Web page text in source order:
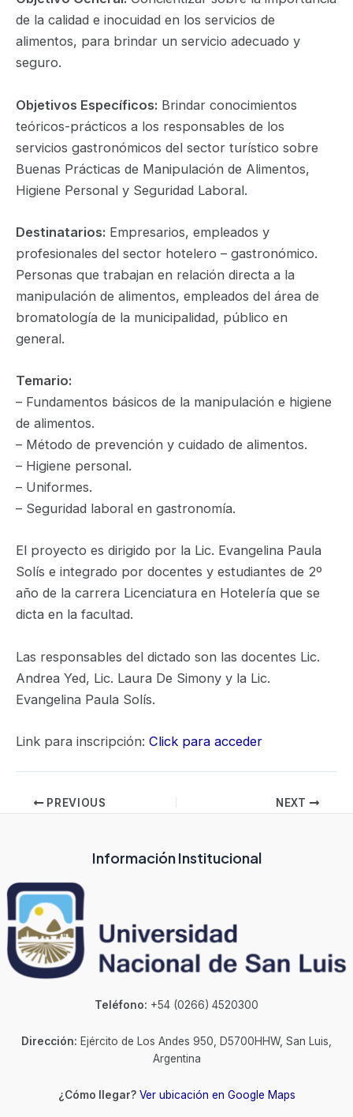
de la calidad e inocuidad en los servicios de
alimentos, para brindar un servicio adecuado y
seguro.
Objetivos Específicos: Brindar conocimientos
teóricos-prácticos a los responsables de los
servicios gastronómicos del sector turístico sobre
Buenas Prácticas de Manipulación de Alimentos,
Higiene Personal y Seguridad Laboral.
Destinatarios: Empresarios, empleados y
profesionales del sector hotelero – gastronómico.
Personas que trabajan en relación directa a la
manipulación de alimentos, empleados del área de
bromatología de la municipalidad, público en
general.
Temario:
– Fundamentos básicos de la manipulación e higiene
de alimentos.
– Método de prevención y cuidado de alimentos.
– Higiene personal.
– Uniformes.
– Seguridad laboral en gastronomía.
El proyecto es dirigido por la Lic. Evangelina Paula
Solís e integrado por docentes y estudiantes de 2º
año de la carrera Licenciatura en Hotelería que se
dicta en la facultad.
Las responsables del dictado son las docentes Lic.
Andrea Yed, Lic. Laura De Simony y la Lic.
Evangelina Paula Solís.
Link para inscripción: Click para acceder
PREVIOUS NEXT
Información Institucional
Teléfono: +54 (0266) 4520300
Dirección: Ejército de Los Andes 950, D5700HHW, San Luis,
Argentina
¿Cómo llegar? Ver ubicación en Google Maps